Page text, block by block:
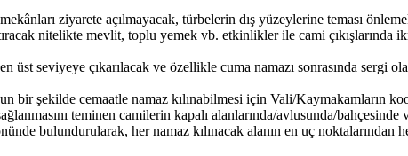
ziyarete açılmayacak, türbelerin dış yüzeylerine teması
nitelikte mevlit, toplu yemek vb. etkinlikler ile cami çıkışlarında
üst seviyeye çıkarılacak ve özellikle cuma namazı sonrasında sergi
bir şekilde cemaatle namaz kılınabilmesi için Vali/Kaymakamların
teminen camilerin kapalı alanlarında/avlusunda/
bulundurularak, her namaz kılınacak alanın en uç